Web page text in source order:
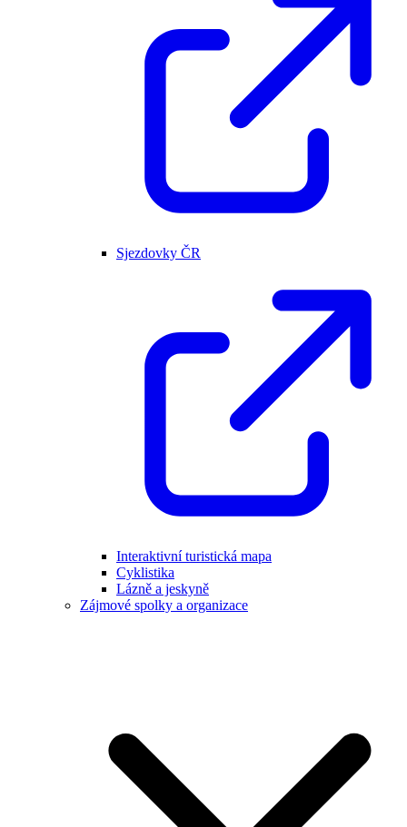
Sjezdovky ČR
Interaktivní turistická mapa
Cyklistika
Lázně a jeskyně
Zájmové spolky a organizace